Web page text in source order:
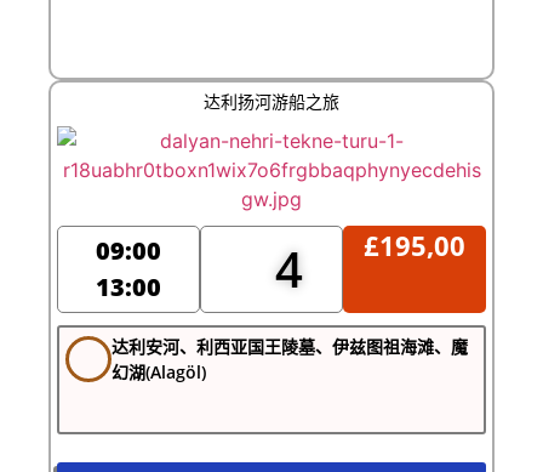
达利扬河游船之旅
09:00
13:00
4 £195,00
达利安河、利西亚国王陵墓、伊兹图祖海滩、魔
幻湖(Alagöl)